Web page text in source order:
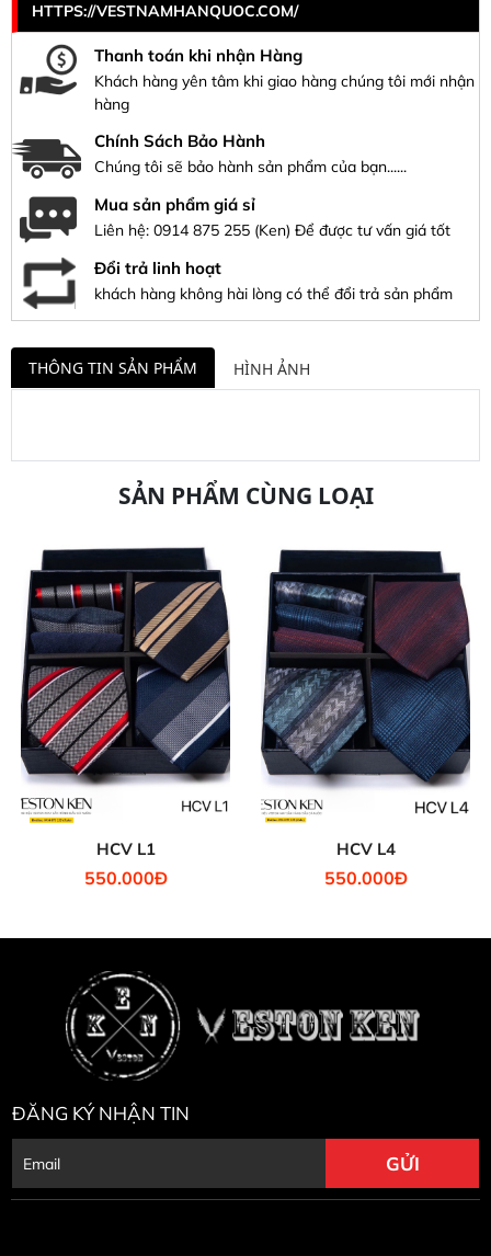
HTTPS://VESTNAMHANQUOC.COM/
Thanh toán khi nhận Hàng
Khách hàng yên tâm khi giao hàng chúng tôi mới nhận
hàng
Chính Sách Bảo Hành
Chúng tôi sẽ bảo hành sản phẩm của bạn......
Mua sản phẩm giá sỉ
Liên hệ: 0914 875 255 (Ken) Để được tư vấn giá tốt
Đổi trả linh hoạt
khách hàng không hài lòng có thể đổi trả sản phẩm
THÔNG TIN SẢN PHẨM HÌNH ẢNH
SẢN PHẨM CÙNG LOẠI
HCV L1
550.000Đ
HCV L4
550.000Đ
ĐĂNG KÝ NHẬN TIN